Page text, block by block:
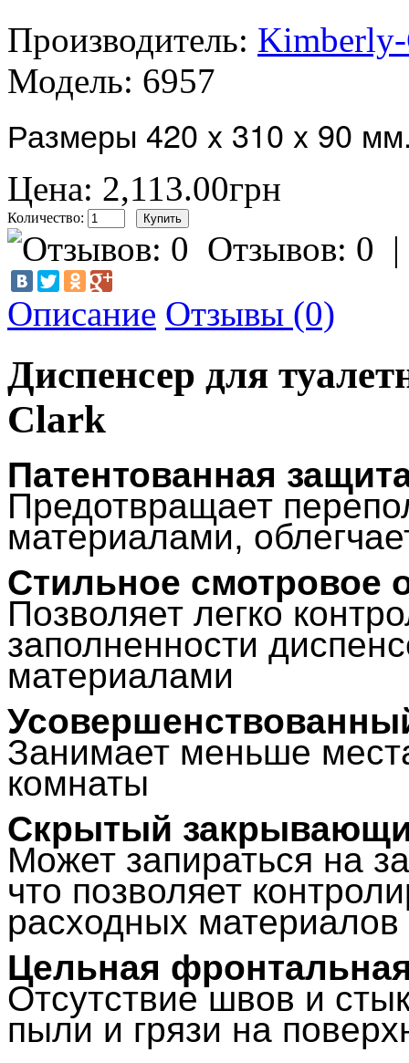
Производитель:
Модель: 6957
Размеры 420 x 310 x 90
Цена: 2,113.00грн
Количество:
Отзывов: 0
Описание Отзывы (0)
Диспенсер для
Clark
Патентованная
Предотвращает
материалами,
Стильное смотровое
Позволяет легко
заполненности
материалами
Занимает меньше
комнаты
Скрытый
Может запираться на
что позволяет
расходных материалов
Цельная
Отсутствие швов и
пыли и грязи на